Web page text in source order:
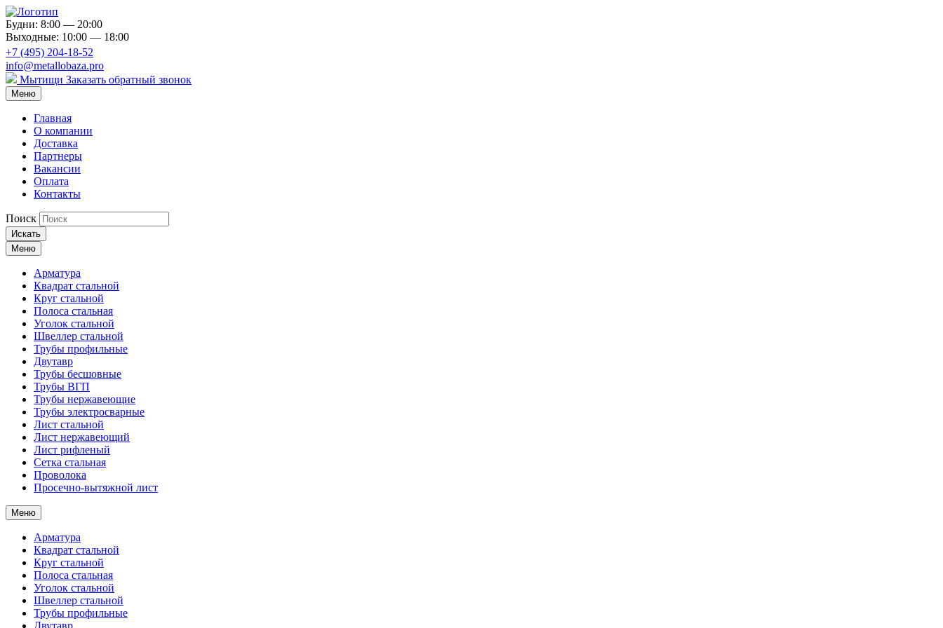
Будни: 8:00 — 20:00
Выходные: 10:00 — 18:00
+7 (495) 204-18-52
info@metallobaza.pro
Мытищи Заказать обратный звонок
Меню
Главная
О компании
Доставка
Партнеры
Вакансии
Оплата
Контакты
Поиск
Искать
Меню
Арматура
Квадрат стальной
Круг стальной
Полоса стальная
Уголок стальной
Швеллер стальной
Трубы профильные
Двутавр
Трубы бесшовные
Трубы ВГП
Трубы нержавеющие
Трубы электросварные
Лист стальной
Лист нержавеющий
Лист рифленый
Сетка стальная
Проволока
Просечно-вытяжной лист
Меню
Арматура
Квадрат стальной
Круг стальной
Полоса стальная
Уголок стальной
Швеллер стальной
Трубы профильные
Двутавр